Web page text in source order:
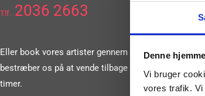
Denne
Vi bruger
vores trafik. Vi
Tlf. 2036 2663
Eller book vores artister gennem vores formular. Vi
bestræber os på at vende tilbage til dig inden for 24
timer.